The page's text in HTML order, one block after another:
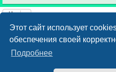
Этот сайт использует
обеспечения своей
Подробнее
Найдено 6